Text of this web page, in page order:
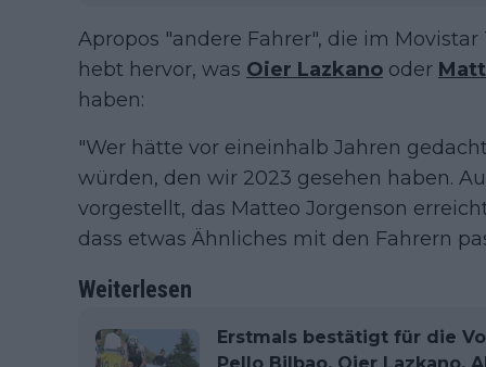
Apropos "andere Fahrer", die im
hebt hervor, was Oier Lazkano oder
haben:
"Wer hätte vor eineinhalb Jahren
würden, den wir 2023 gesehen haben.
vorgestellt, das Matteo Jorgenson
dass etwas Ähnliches mit den Fahrern
Weiterlesen
Erstmals bestätigt für die